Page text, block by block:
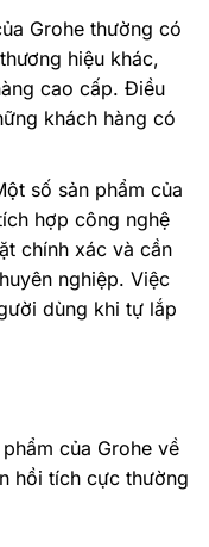
Grohe thường có
hiệu khác,
cao cấp. Điều
khách hàng có
số sản phẩm của
hợp công nghệ
chính xác và cần
nghiệp. Việc
dùng khi tự lắp
của Grohe về
hồi tích cực thường